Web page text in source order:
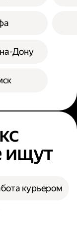
Дону
ищут
курьером